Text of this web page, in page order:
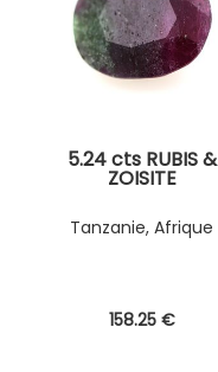
5.24 cts RUBIS &
ZOISITE
Tanzanie, Afrique
158.25 €